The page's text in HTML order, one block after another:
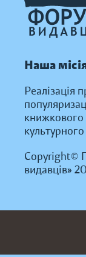
Наша
Реалізація
книжкового
культурного
Copyright©
видавців»